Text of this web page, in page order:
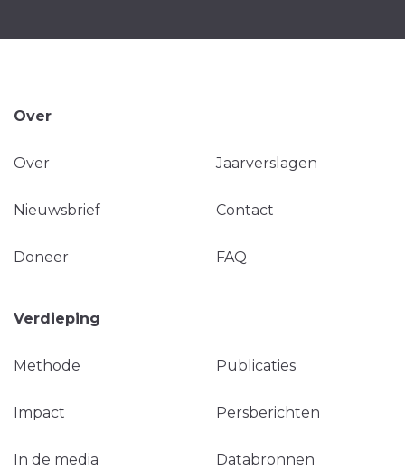
Over
Over Jaarverslagen
Nieuwsbrief Contact
Doneer FAQ
Verdieping
Methode Publicaties
Impact Persberichten
In de media Databronnen